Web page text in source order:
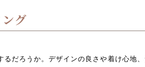
グ
だろうか。デザインの良さや着け心地